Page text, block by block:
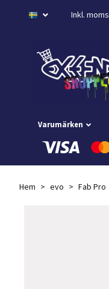
Inkl. moms
Varumärken
Hem evo Fab Pro